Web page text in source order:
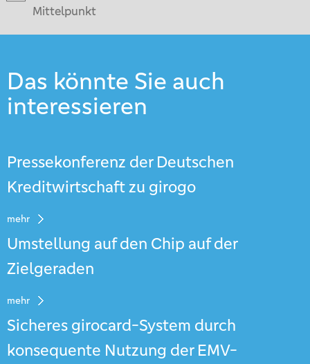
Mittelpunkt
Das könnte Sie auch
interessieren
Pressekonferenz der Deutschen
Kreditwirtschaft zu girogo
mehr
Umstellung auf den Chip auf der
Zielgeraden
mehr
Sicheres girocard-System durch
konsequente Nutzung der EMV-